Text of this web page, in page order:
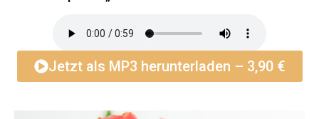
Jetzt als MP3 herunterladen – 3,90 €